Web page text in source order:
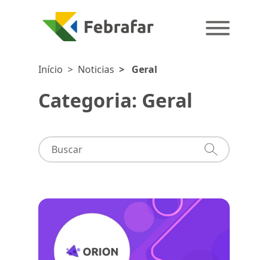
Início > Noticias > Geral
Categoria: Geral